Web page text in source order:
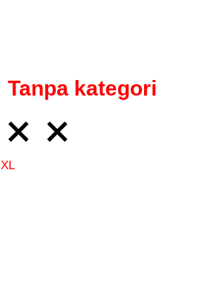
Tanpa kategori
XL